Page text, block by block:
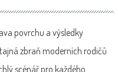
povrchu a výsledky
zbraň moderních rodičů
scénář pro každého